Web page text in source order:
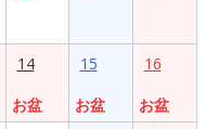
14
お盆
15
お盆
16
お盆